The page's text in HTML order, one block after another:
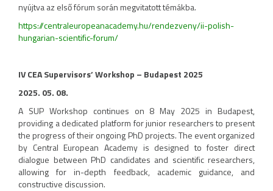
nyújtva az első fórum során megvitatott témákba.
https://centraleuropeanacademy.hu/rendezveny/ii-polish-
hungarian-scientific-forum/
IV CEA Supervisors’ Workshop – Budapest 2025
2025. 05. 08.
A SUP Workshop continues on 8 May 2025 in Budapest,
providing a dedicated platform for junior researchers to present
the progress of their ongoing PhD projects. The event organized
by Central European Academy is designed to foster direct
dialogue between PhD candidates and scientific researchers,
allowing for in-depth feedback, academic guidance, and
constructive discussion.